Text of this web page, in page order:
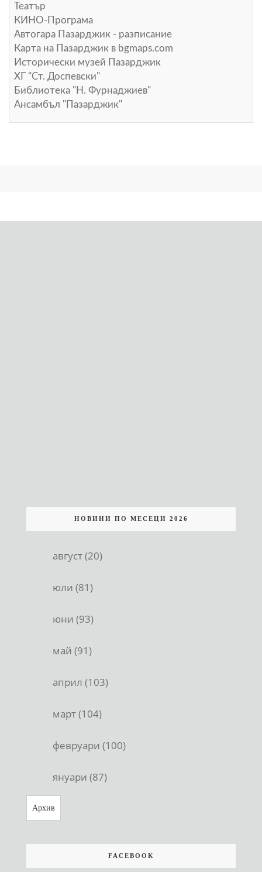
Театър
КИНО-Програма
Автогара Пазарджик - разписание
Карта на Пазарджик в bgmaps.com
Исторически музей Пазарджик
ХГ "Ст. Доспевски"
Библиотека "Н. Фурнаджиев"
Ансамбъл "Пазарджик"
НОВИНИ ПО МЕСЕЦИ 2026
август (20)
юли (81)
юни (93)
май (91)
април (103)
март (104)
февруари (100)
януари (87)
Архив
FACEBOOK